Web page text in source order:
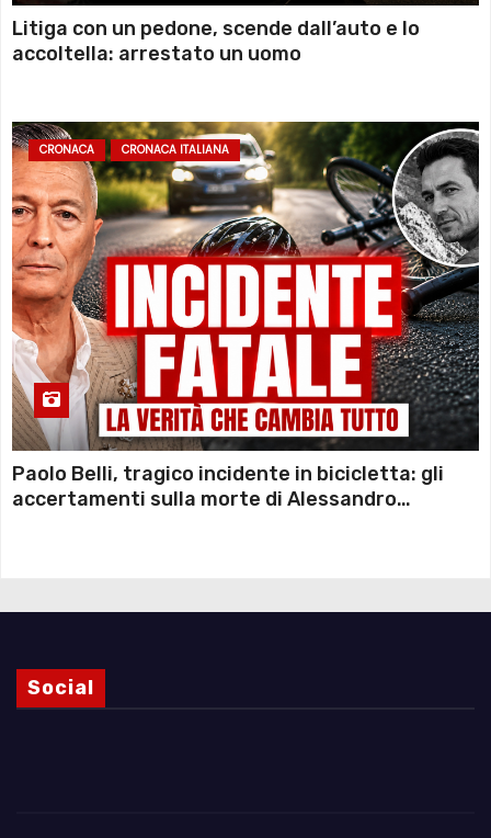
Litiga con un pedone, scende dall’auto e lo
accoltella: arrestato un uomo
CRONACA CRONACA ITALIANA
Paolo Belli, tragico incidente in bicicletta: gli
accertamenti sulla morte di Alessandro
Social